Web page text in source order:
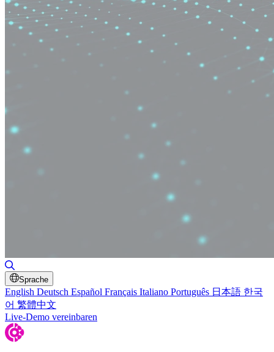
Sprache
English Deutsch Español Français Italiano Português 日本語 한국
어 繁體中文
Live-Demo vereinbaren